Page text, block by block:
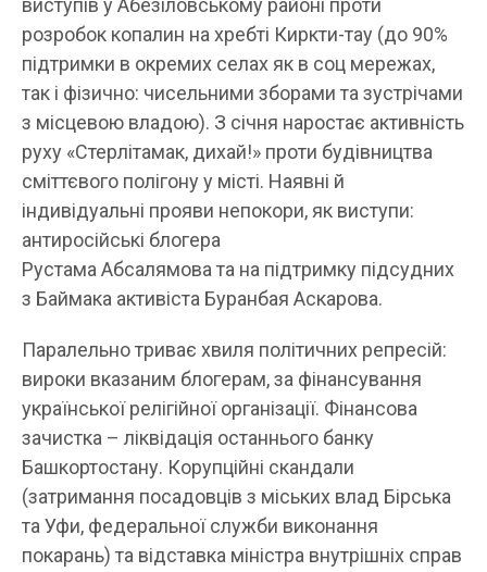
виступів у Абезіловському районі проти
розробок копалин на хребті Киркти-тау (до 90%
підтримки в окремих селах як в соц мережах,
так і фізично: чисельними зборами та зустрічами
з місцевою владою). З січня наростає активність
руху «Стерлітамак, дихай!» проти будівництва
сміттєвого полігону у місті. Наявні й
індивідуальні прояви непокори, як виступи:
антиросійські блогера
Рустама Абсалямова та на підтримку підсудних
з Баймака активіста Буранбая Аскарова.
Паралельно триває хвиля політичних репресій:
вироки вказаним блогерам, за фінансування
української релігійної організації. Фінансова
зачистка – ліквідація останнього банку
Башкортостану. Корупційні скандали
(затримання посадовців з міських влад Бірська
та Уфи, федеральної служби виконання
покарань) та відставка міністра внутрішніх справ